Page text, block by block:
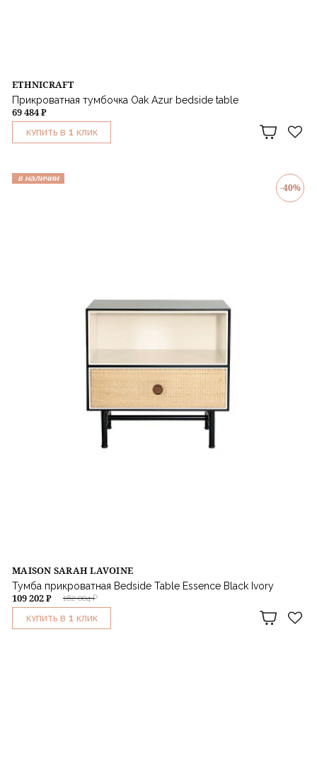
ETHNICRAFT
Прикроватная тумбочка Oak Azur bedside table
69 484 ₽
КУПИТЬ В 1 КЛИК
в наличии
-40%
MAISON SARAH LAVOINE
Тумба прикроватная Bedside Table Essence Black Ivory
182 004 ₽
109 202 ₽
КУПИТЬ В 1 КЛИК